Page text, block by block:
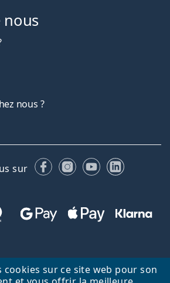
cookies sur ce site web pour son
nous
nous ?
sur FacebookInstagram
YouTubeLinkedIn